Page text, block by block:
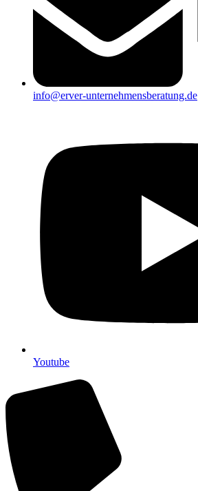
info@erver-unternehmensberatung.de
Youtube